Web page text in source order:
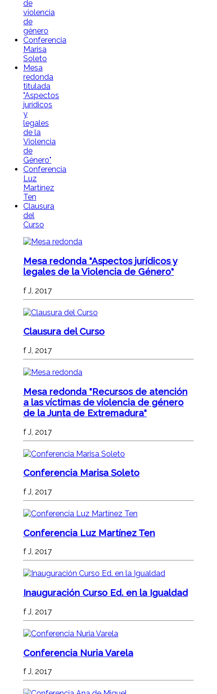
de
violencia
de
género
Conferencia
Marisa
Soleto
Mesa
redonda
titulada
"Aspectos
jurídicos
y
legales
de la
Violencia
de
Género"
Conferencia
Luz
Martínez
Ten
Clausura
del
Curso
Mesa redonda "Aspectos jurídicos y
legales de la Violencia de Género"
f J, 2017
Clausura del Curso
f J, 2017
Mesa redonda "Recursos de atención
a las víctimas de violencia de género
de la Junta de Extremadura"
f J, 2017
Conferencia Marisa Soleto
f J, 2017
Conferencia Luz Martínez Ten
f J, 2017
Inauguración Curso Ed. en la Igualdad
f J, 2017
Conferencia Nuria Varela
f J, 2017